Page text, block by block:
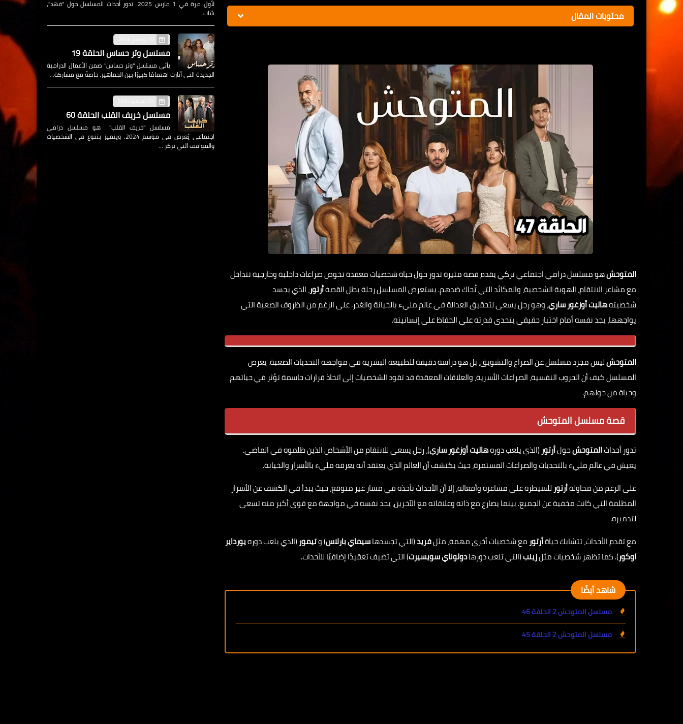
محتويات المقال
المتوحشهو مسلسل درامي اجتماعي تركي يقدم قصة مثيرة تدور حول حياة شخصيات معقدة تخوض صراعات داخلية وخارجية تتداخل
مع مشاعر الانتقام، الهوية الشخصية، والمكائد التي تُحاك ضدهم. يستعرض المسلسل رحلة بطل القصةأرتور، الذي يجسد
شخصيتههاليت أوزغور ساري، وهو رجل يسعى لتحقيق العدالة في عالم مليء بالخيانة والغدر. على الرغم من الظروف الصعبة التي
يواجهها، يجد نفسه أمام اختبار حقيقي يتحدى قدرته على الحفاظ على إنسانيته.
المتوحشليس مجرد مسلسل عن الصراع والتشويق، بل هو دراسة دقيقة للطبيعة البشرية في مواجهة التحديات الصعبة. يعرض
المسلسل كيف أن الحروب النفسية، الصراعات الأسرية، والعلاقات المعقدة قد تقود الشخصيات إلى اتخاذ قرارات حاسمة تؤثر في حياتهم
وحياة من حولهم.
قصة مسلسل المتوحش
تدور أحداثالمتوحشحولأرتور(الذي يلعب دورههاليت أوزغور ساري)، رجل يسعى للانتقام من الأشخاص الذين ظلموه في الماضي.
يعيش في عالم مليء بالتحديات والصراعات المستمرة، حيث يكتشف أن العالم الذي يعتقد أنه يعرفه مليء بالأسرار والخيانة.
على الرغم من محاولةأرتور للسيطرة على مشاعره وأفعاله، إلا أن الأحداث تأخذه في مسار غير متوقع، حيث يبدأ في الكشف عن الأسرار
المظلمة التي كانت مخفية عن الجميع. بينما يصارع مع ذاته وعلاقاته مع الآخرين، يجد نفسه في مواجهة مع قوى أكبر منه تسعى
لتدميره.
مع تقدم الأحداث، تتشابك حياةأرتور مع شخصيات أخرى مهمة، مثلفريد(التي تجسدهاسيماي بارلاس) وتيمور(الذي يلعب دورهيورداير
اوكور). كما تظهر شخصيات مثلزينب(التي تلعب دورهادولوناي سويسيرت) التي تضيف تعقيدًا إضافيًا للأحداث.
شاهد أيضًا
مسلسل المتوحش 2 الحلقة 46
مسلسل المتوحش 2 الحلقة 45
لأول مرة في 1 مارس 2025. تدور أحداث المسلسل حول "فهد"،
شاب…
مسلسل وتر حساس الحلقة 19
يأتي مسلسل "وتر حساس" ضمن الأعمال الدرامية
الجديدة التي أثارت اهتمامًا كبيرًا بين الجماهير، خاصةً مع مشاركة…
مسلسل خريف القلب الحلقة 60
مسلسل "خريف القلب" هو مسلسل درامي
اجتماعي يُعرض في موسم 2024، ويتميز بتنوع في الشخصيات
والمواقف التي تركز …